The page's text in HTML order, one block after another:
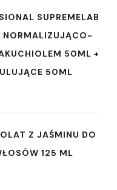
SUPREMELAB
NORMALIZUJĄCO-
50ML +
50ML
Z JAŚMINU DO
125 ML